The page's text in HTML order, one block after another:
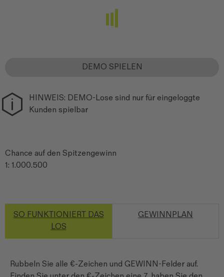
DEMO SPIELEN
HINWEIS: DEMO-Lose sind nur für eingeloggte
Kunden spielbar
Chance auf den Spitzengewinn
1: 1.000.500
SO FUNKTIONIERT DAS
LOS
GEWINNPLAN
Rubbeln Sie alle €-Zeichen und GEWINN-Felder auf.